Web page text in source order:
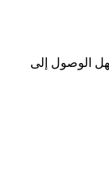
الوصول إلى